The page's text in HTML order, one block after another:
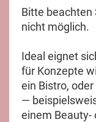
Bitte beachten
nicht möglich.
Ideal eignet
für Konzepte
ein Bistro,
—
einem Beauty-